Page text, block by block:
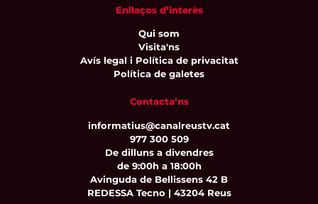
Enllaços d’interès
Qui som
Visita'ns
Avís legal i Política de privacitat
Política de galetes
Contacta’ns
informatius@canalreustv.cat
977 300 509
De dilluns a divendres
de 9:00h a 18:00h
Avinguda de Bellissens 42 B
REDESSA Tecno | 43204 Reus